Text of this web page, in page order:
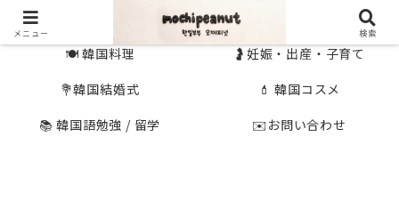
🍽 韓国料理
🤰妊娠・出産・子育て
💐韓国結婚式
💄 韓国コスメ
📚 韓国語勉強 / 留学
✉️お問い合わせ
メニュー 検索